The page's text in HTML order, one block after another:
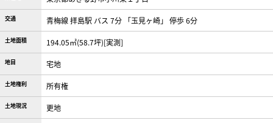
交通 青梅線 拝島駅 バス 7分 「玉見ヶ崎」 停歩 6分
土地面積 194.05㎡(58.7坪)[実測]
地目 宅地
土地権利 所有権
土地現況 更地